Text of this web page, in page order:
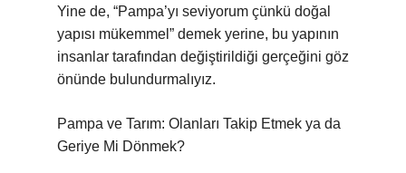
Yine de, “Pampa’yı seviyorum çünkü doğal
yapısı mükemmel” demek yerine, bu yapının
insanlar tarafından değiştirildiği gerçeğini göz
önünde bulundurmalıyız.
Pampa ve Tarım: Olanları Takip Etmek ya da
Geriye Mi Dönmek?